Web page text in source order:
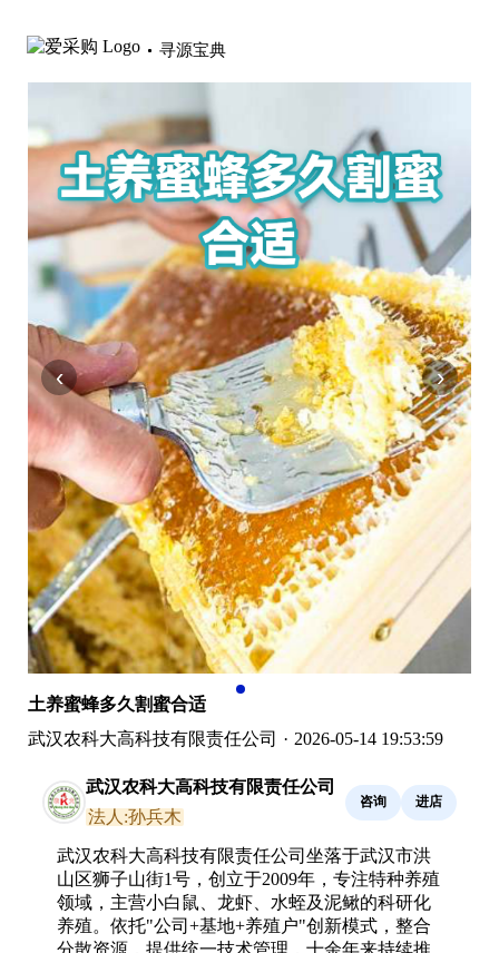
寻源宝典
‹ ›
土养蜜蜂多久割蜜合适
武汉农科大高科技有限责任公司 · 2026-05-14 19:53:59
武汉农科大高科技有限责任公司
法人:孙兵木
咨询 进店
武汉农科大高科技有限责任公司坐落于武汉市洪
山区狮子山街1号，创立于2009年，专注特种养殖
领域，主营小白鼠、龙虾、水蛭及泥鳅的科研化
养殖。依托"公司+基地+养殖户"创新模式，整合
分散资源，提供统一技术管理，十余年来持续推